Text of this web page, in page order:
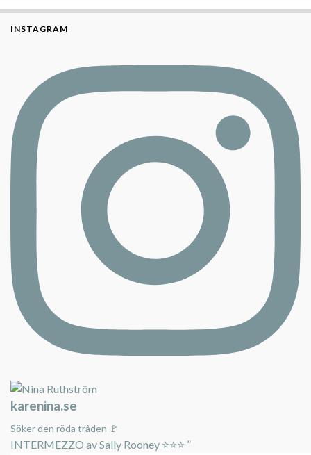
INSTAGRAM
karenina.se
Söker den röda tråden 🚩
INTERMEZZO av Sally Rooney ⭐️⭐️⭐️ ”